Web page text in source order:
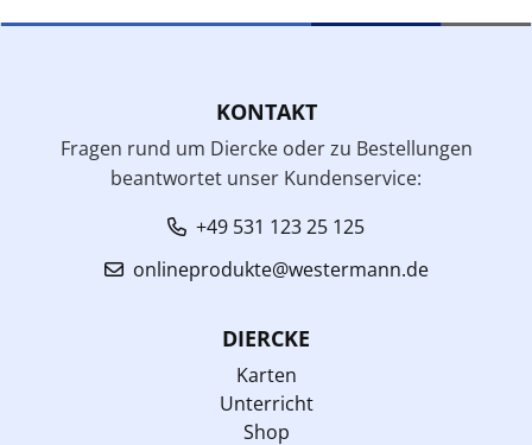
KONTAKT
Fragen rund um Diercke oder zu Bestellungen
beantwortet unser Kundenservice:
+49 531 123 25 125
onlineprodukte@westermann.de
DIERCKE
Karten
Unterricht
Shop